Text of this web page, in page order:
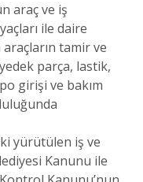
araç ve iş
ile daire
araçların tamir ve
parça, lastik,
girişi ve bakım
yürütülen iş ve
Kanunu ile